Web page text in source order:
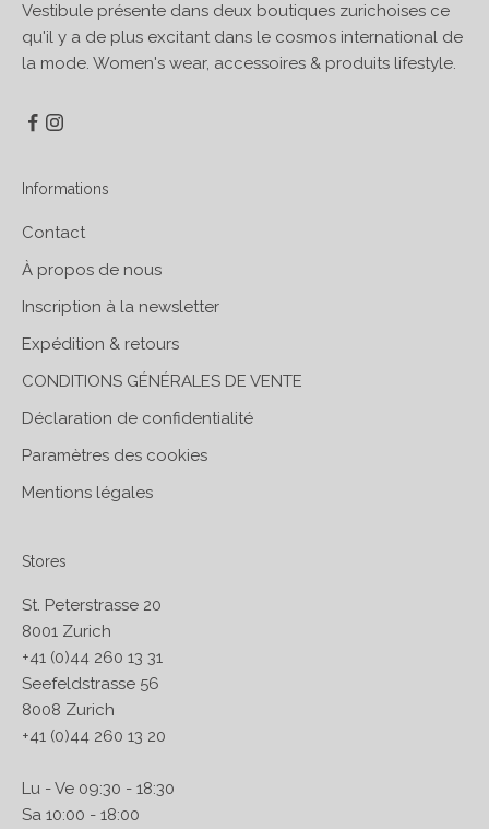
Vestibule présente dans deux boutiques zurichoises ce
qu'il y a de plus excitant dans le cosmos international de
la mode. Women's wear, accessoires & produits lifestyle.
Informations
Contact
À propos de nous
Inscription à la newsletter
Expédition & retours
CONDITIONS GÉNÉRALES DE VENTE
Déclaration de confidentialité
Paramètres des cookies
Mentions légales
Stores
St. Peterstrasse 20
8001 Zurich
+41 (0)44 260 13 31
Seefeldstrasse 56
8008 Zurich
+41 (0)44 260 13 20
Lu - Ve 09:30 - 18:30
Sa 10:00 - 18:00